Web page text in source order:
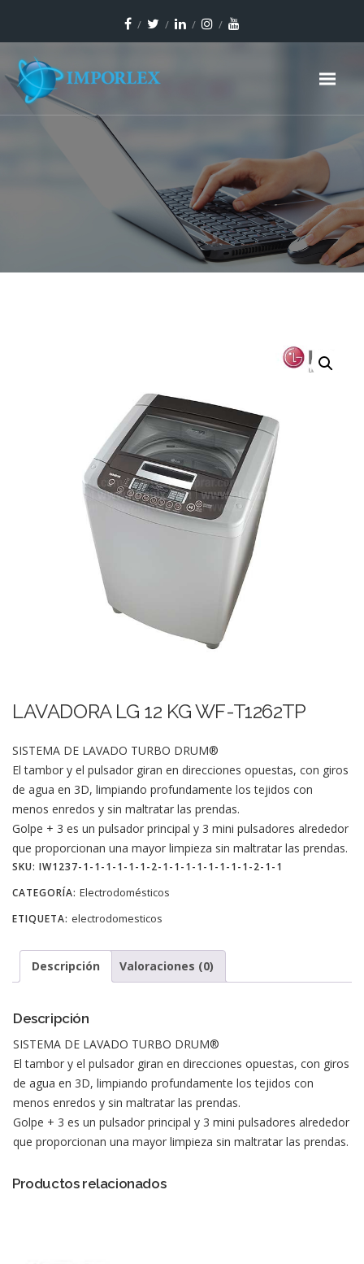
LAVADORA LG 12 KG WF-T1262TP
SISTEMA DE LAVADO TURBO DRUM®
El tambor y el pulsador giran en direcciones opuestas, con giros
de agua en 3D, limpiando profundamente los tejidos con
menos enredos y sin maltratar las prendas.
Golpe + 3 es un pulsador principal y 3 mini pulsadores alrededor
que proporcionan una mayor limpieza sin maltratar las prendas.
SKU: IW1237-1-1-1-1-1-1-2-1-1-1-1-1-1-1-1-2-1-1
CATEGORÍA: Electrodomésticos
ETIQUETA: electrodomesticos
Descripción Valoraciones (0)
Descripción
SISTEMA DE LAVADO TURBO DRUM®
El tambor y el pulsador giran en direcciones opuestas, con giros
de agua en 3D, limpiando profundamente los tejidos con
menos enredos y sin maltratar las prendas.
Golpe + 3 es un pulsador principal y 3 mini pulsadores alrededor
que proporcionan una mayor limpieza sin maltratar las prendas.
Productos relacionados